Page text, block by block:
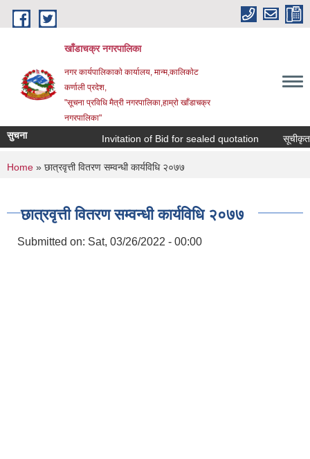
Skip to main content
खाँडाचक्र नगरपालिका
नगर कार्यपालिकाकाे कार्यालय, मान्म,कालिकाेट
क‍र्णाली प्रदेश,
"सूचना प्रविधि मैत्री नगरपालिका,हाम्राे खाँडाचक्र
नगरपालिका"
सुचना Invitation of Bid for sealed quotation सूचीकृत
You are here
Home » छात्रवृत्ती वितरण सम्वन्धी कार्यविधि २०७७
छात्रवृत्ती वितरण सम्वन्धी कार्यविधि २०७७
Submitted on: Sat, 03/26/2022 - 00:00